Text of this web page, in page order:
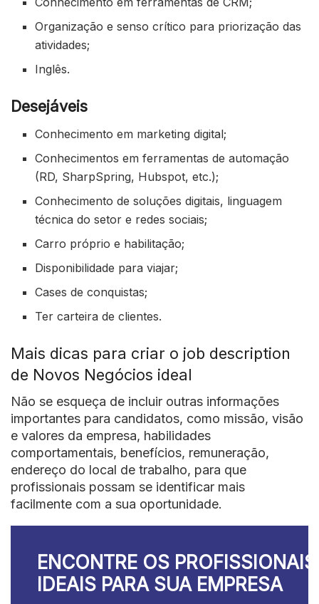
Organização e senso crítico para priorização das
atividades;
Inglês.
Desejáveis
Conhecimento em marketing digital;
Conhecimentos em ferramentas de automação
(RD, SharpSpring, Hubspot, etc.);
Conhecimento de soluções digitais, linguagem
técnica do setor e redes sociais;
Carro próprio e habilitação;
Disponibilidade para viajar;
Cases de conquistas;
Ter carteira de clientes.
Mais dicas para criar o job description
de Novos Negócios ideal
Não se esqueça de incluir outras informações
importantes para candidatos, como missão, visão
e valores da empresa, habilidades
comportamentais, benefícios, remuneração,
endereço do local de trabalho, para que
profissionais possam se identificar mais
facilmente com a sua oportunidade.
ENCONTRE OS PROFISSIONAIS
IDEAIS PARA SUA EMPRESA